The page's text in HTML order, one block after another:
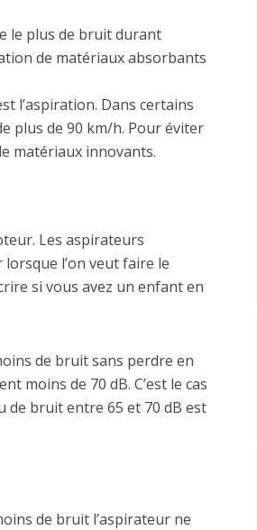
le plus de bruit durant
de matériaux absorbants
l’aspiration. Dans certains
plus de 90 km/h. Pour éviter
matériaux innovants.
Les aspirateurs
l’on veut faire le
si vous avez un enfant en
de bruit sans perdre en
moins de 70 dB. C’est le cas
de bruit entre 65 et 70 dB est
de bruit l’aspirateur ne